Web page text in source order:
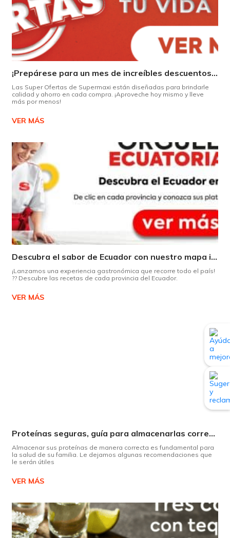
¡Prepárese para un mes de increíbles descuentos en Supermaxi!
Las Super Ofertas de Supermaxi están diseñadas para brindarle
calidad y ahorro en cada compra. ¡Aproveche hoy mismo y lleve
más por menos!
VER MÁS
Descubra el sabor de Ecuador con nuestro mapa interactivo de recetas
¡Lanzamos una experiencia gastronómica que recorre todo el país!
?? Descubre las recetas de cada provincia del Ecuador.
VER MÁS
Proteínas seguras, guía para almacenarlas correctamente Copiar
Almacenar sus proteínas de manera correcta es fundamental para
la salud de su familia. Le dejamos algunas recomendaciones que
le serán útiles
VER MÁS